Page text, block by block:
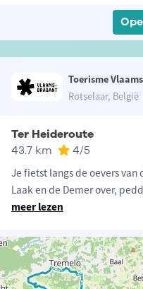
Toerisme
Rotselaar, België
Ter Heideroute
43.7 km 4/5
Je fietst langs de oevers
Laak en de Demer over,
meer lezen